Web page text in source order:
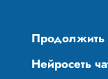
Продолжить
Нейросеть